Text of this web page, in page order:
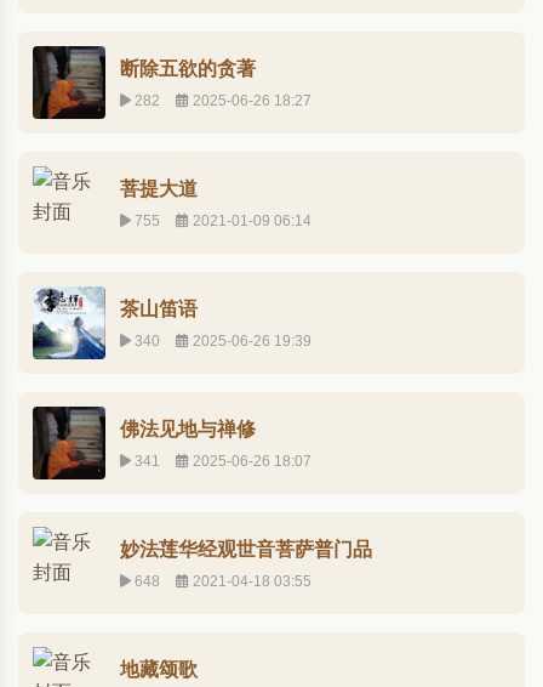
断除五欲的贪著
282 2025-06-26 18:27
菩提大道
755 2021-01-09 06:14
茶山笛语
340 2025-06-26 19:39
佛法见地与禅修
341 2025-06-26 18:07
妙法莲华经观世音菩萨普门品
648 2021-04-18 03:55
地藏颂歌